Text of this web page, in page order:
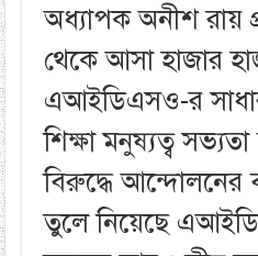
অধ্যাপক অনীশ রায়
থেকে আসা হাজার
এআইডিএসও-র
শিক্ষা মনুষ্যত্ব
বিরুদ্ধে আন্দোলনের
তুলে নিয়েছে